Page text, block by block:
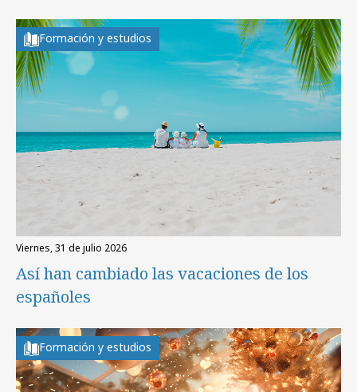
Formación y estudios
viernes, 31 de julio 2026
Así han cambiado las vacaciones de los
españoles
Formación y estudios